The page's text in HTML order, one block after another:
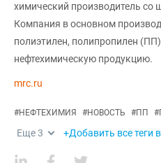
химический производитель со
Компания в основном
полиэтилен, полипропилен
нефтехимическую продукцию.
mrc.ru
#НЕФТЕХИМИЯ #НОВОСТЬ #ПП #
Еще3 +Добавить все теги